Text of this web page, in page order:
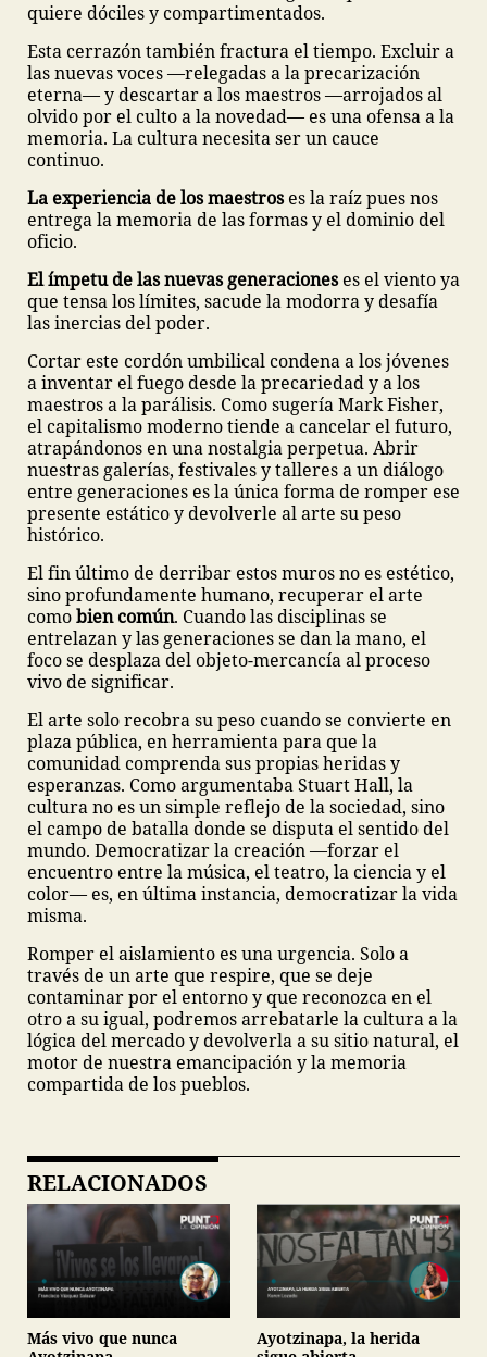
quiere dóciles y compartimentados.
Esta cerrazón también fractura el tiempo. Excluir a
las nuevas voces —relegadas a la precarización
eterna— y descartar a los maestros —arrojados al
olvido por el culto a la novedad— es una ofensa a la
memoria. La cultura necesita ser un cauce
continuo.
La experiencia de los maestroses la raíz pues nos
entrega la memoria de las formas y el dominio del
oficio.
El ímpetu de las nuevas generacioneses el viento ya
que tensa los límites, sacude la modorra y desafía
las inercias del poder.
Cortar este cordón umbilical condena a los jóvenes
a inventar el fuego desde la precariedad y a los
maestros a la parálisis. Como sugería Mark Fisher,
el capitalismo moderno tiende a cancelar el futuro,
atrapándonos en una nostalgia perpetua. Abrir
nuestras galerías, festivales y talleres a un diálogo
entre generaciones es la única forma de romper ese
presente estático y devolverle al arte su peso
histórico.
El fin último de derribar estos muros no es estético,
sino profundamente humano, recuperar el arte
comobien común. Cuando las disciplinas se
entrelazan y las generaciones se dan la mano, el
foco se desplaza del objeto-mercancía al proceso
vivo de significar.
El arte solo recobra su peso cuando se convierte en
plaza pública, en herramienta para que la
comunidad comprenda sus propias heridas y
esperanzas. Como argumentaba Stuart Hall, la
cultura no es un simple reflejo de la sociedad, sino
el campo de batalla donde se disputa el sentido del
mundo. Democratizar la creación —forzar el
encuentro entre la música, el teatro, la ciencia y el
color— es, en última instancia, democratizar la vida
misma.
Romper el aislamiento es una urgencia. Solo a
través de un arte que respire, que se deje
contaminar por el entorno y que reconozca en el
otro a su igual, podremos arrebatarle la cultura a la
lógica del mercado y devolverla a su sitio natural, el
motor de nuestra emancipación y la memoria
compartida de los pueblos.
RELACIONADOS
Más vivo que nunca
Ayotzinapa, la herida